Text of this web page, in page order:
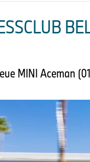
MINI Aceman